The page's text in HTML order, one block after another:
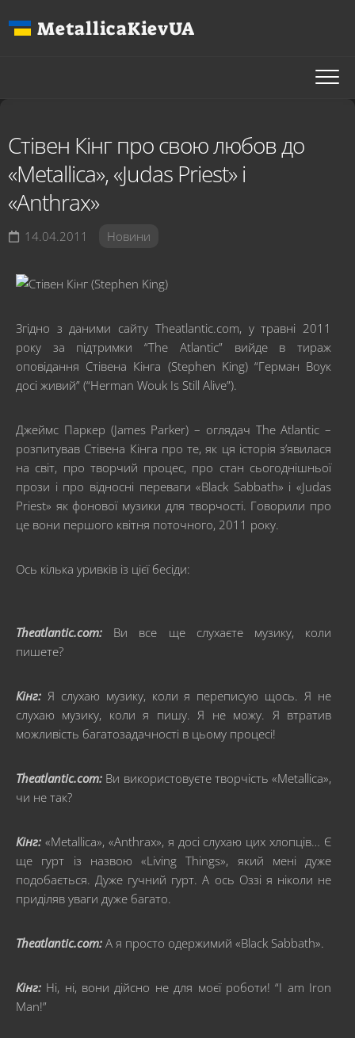
до
MetallicaKievUA
Стівен Кінг про свою любов до
«Metallica», «Judas Priest» і
«Anthrax»
14.04.2011 Новини
Згідно з даними сайту Theatlantic.com, у травні 2011
року за підтримки “The Atlantic” вийде в тираж
оповідання Стівена Кінга (Stephen King) “Герман Воук
досі живий” (“Herman Wouk Is Still Alive”).
Джеймс Паркер (James Parker) – оглядач The Atlantic –
розпитував Стівена Кінга про те, як ця історія з’явилася
на світ, про творчий процес, про стан сьогоднішньої
прози і про відносні переваги «Black Sabbath» і «Judas
Priest» як фонової музики для творчості. Говорили про
це вони першого квітня поточного, 2011 року.
Ось кілька уривків із цієї бесіди:
Theatlantic.com: Ви все ще слухаєте музику, коли
пишете?
Кінг: Я слухаю музику, коли я переписую щось. Я не
слухаю музику, коли я пишу. Я не можу. Я втратив
можливість багатозадачності в цьому процесі!
Theatlantic.com: Ви використовуєте творчість «Metallica»,
чи не так?
Кінг: «Metallica», «Anthrax», я досі слухаю цих хлопців… Є
ще гурт із назвою «Living Things», який мені дуже
подобається. Дуже гучний гурт. А ось Оззі я ніколи не
приділяв уваги дуже багато.
Theatlantic.com: А я просто одержимий «Black Sabbath».
Кінг: Ні, ні, вони дійсно не для моєї роботи! “I am Iron
Man!”